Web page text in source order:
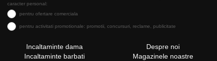
caracter personal:
pentru ofertare comerciala
pentru activitati promotionale: promotii, concursuri, reclame, publicitate
Incaltaminte dama
Incaltaminte barbati
Despre noi
Magazinele noastre